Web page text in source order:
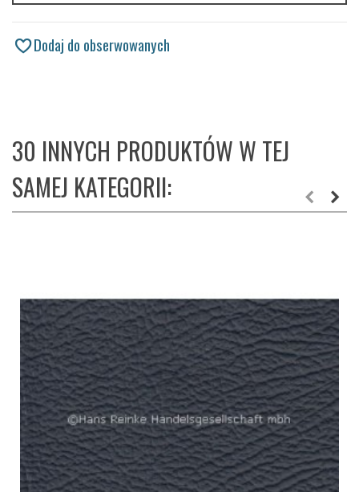
Dodaj do obserwowanych
30 INNYCH PRODUKTÓW W TEJ
SAMEJ KATEGORII: